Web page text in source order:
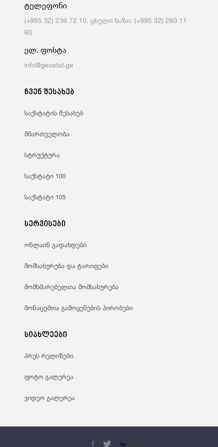
ტელეფონი
(+995 32) 236 72 10, ცხელი ხაზი: (+995 32) 260 11
60
ელ. ფოსტა
info@geostat.ge
ჩვენ შესახებ
საქსტატის შესახებ
მმართველობა
სტრუქტურა
საქსტატი 100
საქსტატი 105
სერვისები
ონლაინ გადახდები
მომსახურება და ტარიფები
მომხმარებელთა მომსახურება
მონაცემთა გამოყენების პირობები
სიახლეები
პრეს რელიზები
ფოტო გალერეა
ვიდეო გალერეა